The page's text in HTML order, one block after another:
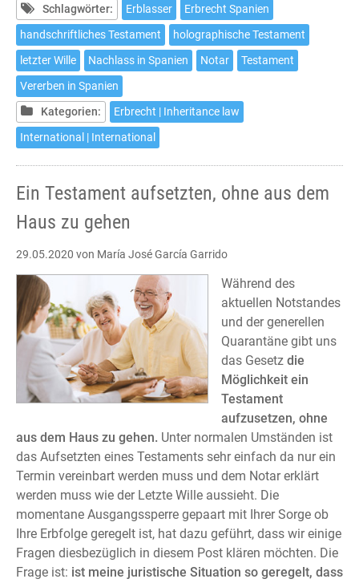
make
a
will
in
Spain
without
leaving
home
Schlagwörter: Erblasser
Erbrecht Spanien
handschriftliches Testament
holographische Testament
letzter Wille
Nachlass in Spanien Notar
Testament
Vererben in Spanien
Kategorien:
Erbrecht | Inheritance law
International | International
Ein Testament aufsetzten, ohne aus dem
Haus zu gehen
29.05.2020 von María José García Garrido
Während des
aktuellen Notstandes
und der generellen
Quarantäne gibt uns
das Gesetz die
Möglichkeit ein
Testament
aufzusetzen, ohne
aus dem Haus zu gehen. Unter normalen Umständen ist
das Aufsetzten eines Testaments sehr einfach da nur ein
Termin vereinbart werden muss und dem Notar erklärt
werden muss wie der Letzte Wille aussieht. Die
momentane Ausgangssperre gepaart mit Ihrer Sorge ob
Ihre Erbfolge geregelt ist, hat dazu geführt, dass wir einige
Fragen diesbezüglich in diesem Post klären möchten. Die
Frage ist: ist meine juristische Situation so geregelt, dass